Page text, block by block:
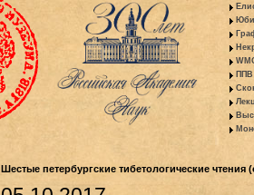
ППВ
Шестые петербургские тибетологические чтения